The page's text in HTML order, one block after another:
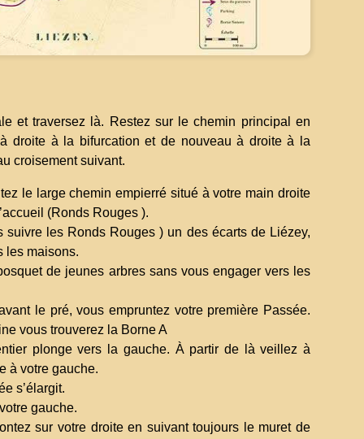
et traversez là. Restez sur le chemin principal en
droite à la bifurcation et de nouveau à droite à la
croisement suivant.
le large chemin empierré situé à votre main droite
(Ronds Rouges ).
les Ronds Rouges ) un des écarts de Liézey,
les maisons.
de jeunes arbres sans vous engager vers les
le pré, vous empruntez votre première Passée.
vous trouverez la Borne A
plonge vers la gauche. À partir de là veillez à
à votre gauche.
s’élargit.
gauche.
sur votre droite en suivant toujours le muret de